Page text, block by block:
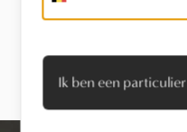
Ik ben een particulier